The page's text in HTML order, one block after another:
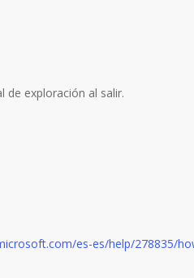
de exploración al salir.
es-es/help/278835/